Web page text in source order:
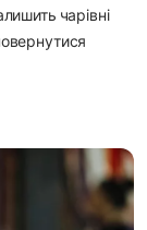
чарівні